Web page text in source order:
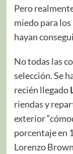
Pero
miedo para
hayan
No todas las
selección. Se
recién llegado
riendas y
exterior
porcentaje en
Lorenzo